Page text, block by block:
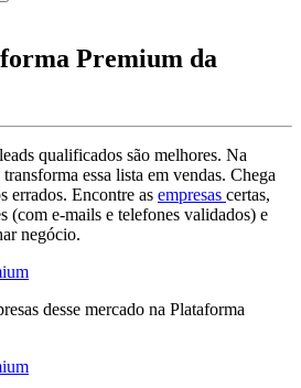
Premium da
qualificados são melhores. Na
essa lista em vendas. Chega
errados. Encontre as empresas certas,
(com e-mails e telefones validados) e
negócio.
desse mercado na Plataforma